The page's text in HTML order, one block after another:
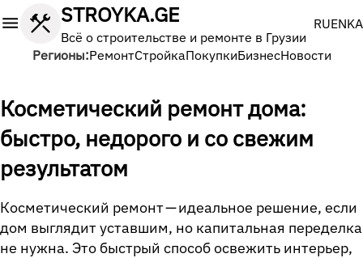
STROYKA.GE
Всё о строительстве и ремонте в Грузии
RUENKA
РемонтСтройкаПокупкиБизнесНовости
Косметический ремонт дома:
быстро, недорого и со свежим
результатом
Косметический ремонт — идеальное решение, если
дом выглядит уставшим, но капитальная переделка
не нужна. Это быстрый способ освежить интерьер,